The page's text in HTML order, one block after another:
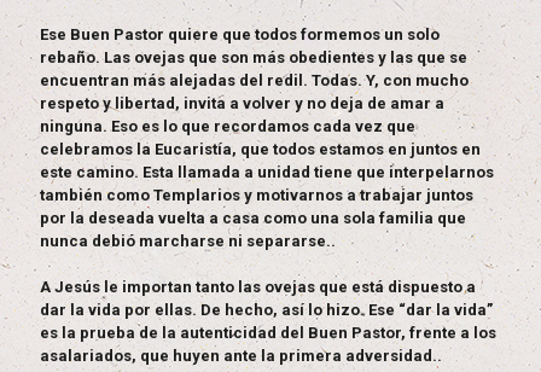
Ese Buen Pastor quiere que todos formemos un solo
rebaño. Las ovejas que son más obedientes y las que se
encuentran más alejadas del redil. Todas. Y, con mucho
respeto y libertad, invita a volver y no deja de amar a
ninguna. Eso es lo que recordamos cada vez que
celebramos la Eucaristía, que todos estamos en juntos en
este camino. Esta llamada a unidad tiene que interpelarnos
también como Templarios y motivarnos a trabajar juntos
por la deseada vuelta a casa como una sola familia que
nunca debió marcharse ni separarse..
A Jesús le importan tanto las ovejas que está dispuesto a
dar la vida por ellas. De hecho, así lo hizo. Ese “dar la vida”
es la prueba de la autenticidad del Buen Pastor, frente a los
asalariados, que huyen ante la primera adversidad..